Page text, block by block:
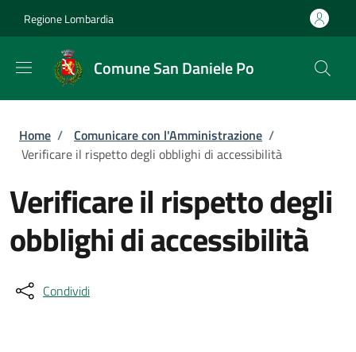
Regione Lombardia
Comune San Daniele Po
Briciole di pane
Home / Comunicare con l'Amministrazione /
Verificare il rispetto degli obblighi di accessibilità
Verificare il rispetto degli
obblighi di accessibilità
Condividi